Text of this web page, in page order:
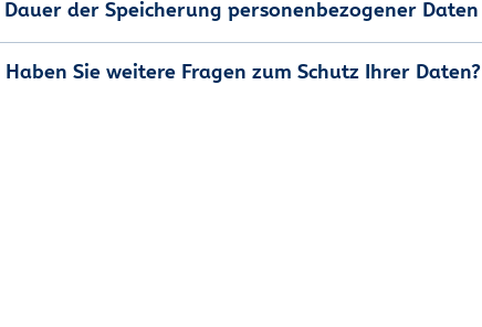
Dauer der Speicherung personenbezogener Daten
Haben Sie weitere Fragen zum Schutz Ihrer Daten?